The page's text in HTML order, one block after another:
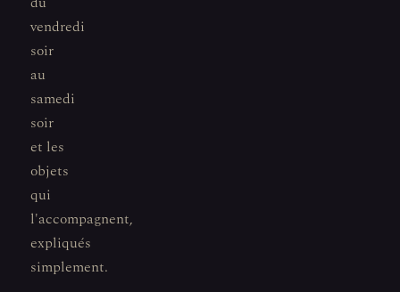
vendredi
soir
au
samedi
soir
et les
objets
qui
l'accompagnent,
expliqués
simplement.